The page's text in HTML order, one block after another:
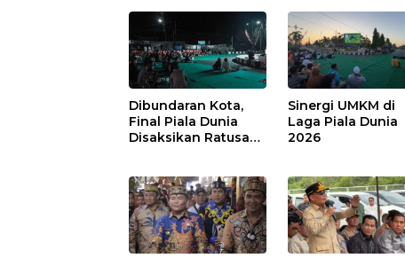
Dibundaran Kota,
Final Piala Dunia
Disaksikan Ratusan
Sinergi UMKM di
Laga Piala Dunia
2026